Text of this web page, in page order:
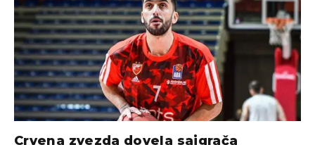
Crvena zvezda dovela saigrača